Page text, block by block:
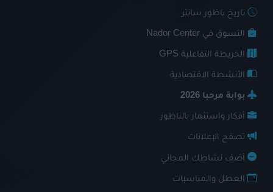
تاريخ ناظور سانتر
التسوق في Nador Center
الخريطة التفاعلية GPS
الأنشطة الاقتصادية
بوابة مرحبا 2026
أفكار واستثمار بالناظور
تصفح الإعلانات
أضف نشاطك المجاني
العطل والمناسبات